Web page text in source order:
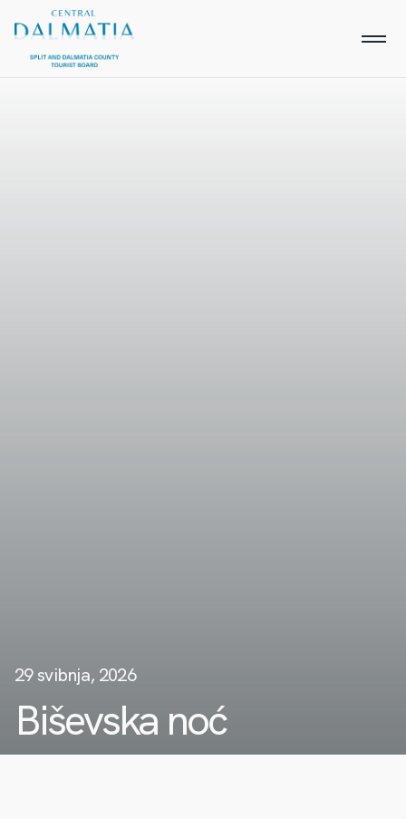
29 svibnja, 2026
Biševska noć